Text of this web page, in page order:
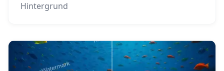
Hintergrund